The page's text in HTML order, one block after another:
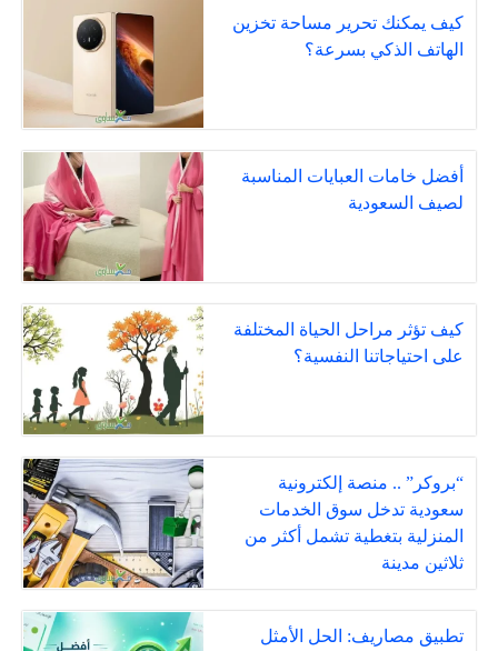
كيف يمكنك تحرير مساحة تخزين
الهاتف الذكي بسرعة؟
أفضل خامات العبايات المناسبة
لصيف السعودية
كيف تؤثر مراحل الحياة المختلفة
على احتياجاتنا النفسية؟
“بروكر” .. منصة إلكترونية
سعودية تدخل سوق الخدمات
المنزلية بتغطية تشمل أكثر من
ثلاثين مدينة
تطبيق مصاريف: الحل الأمثل